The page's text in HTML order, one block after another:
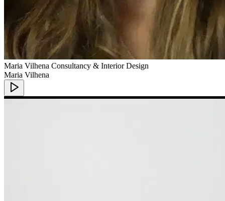
Maria Vilhena Consultancy & Interior Design
Maria Vilhena